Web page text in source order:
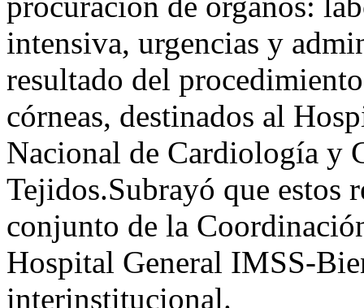
intensiva, urgencias y
resultado del
córneas, destinados al
Nacional de Cardiología y
Tejidos.Subrayó que estos
conjunto de la
Hospital General IMSS-
interinstitucional.